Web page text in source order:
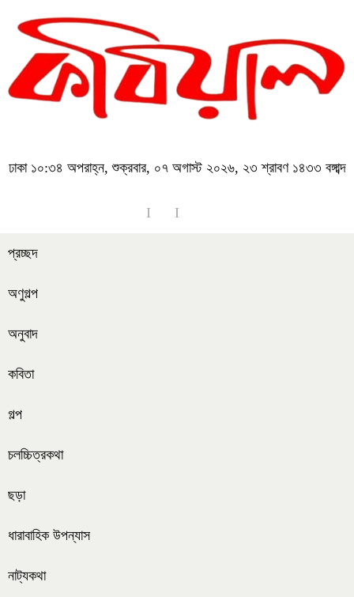
ঢাকা ১০:৩৪ অপরাহ্ন, শুক্রবার, ০৭ অগাস্ট ২০২৬, ২৩ শ্রাবণ ১৪৩৩ বঙ্গাব্দ
প্রচ্ছদ
অণুগল্প
অনুবাদ
কবিতা
গল্প
চলচ্চিত্রকথা
ছড়া
ধারাবাহিক উপন্যাস
নাট্যকথা